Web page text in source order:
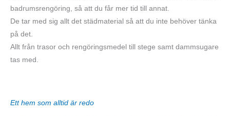
badrumsrengöring, så att du får mer tid till annat.
De tar med sig allt det städmaterial så att du inte behöver tänka
på det.
Allt från trasor och rengöringsmedel till stege samt dammsugare
tas med.
Ett hem som alltid är redo